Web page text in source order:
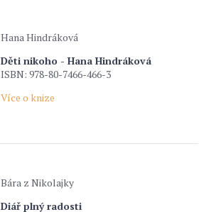
Hana Hindráková
Děti nikoho - Hana Hindráková
ISBN: 978-80-7466-466-3
Více o knize
Bára z Nikolajky
Diář plný radosti